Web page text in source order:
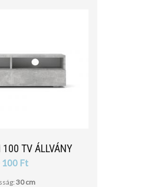
TV ÁLLVÁNY
100 Ft
30 cm